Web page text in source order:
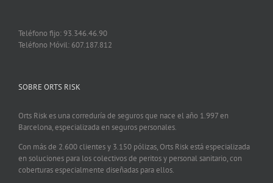
Teléfono fijo: 93.346.46.90
Teléfono Móvil: 607.187.812
SOBRE ORTS RISK
Orts Risk es una correduría de seguros que nace el año 1.997 en
Barcelona, especializada en seguros personales.
Con más de 2.600 clientes y 3.150 pólizas, Orts Risk está especializada
en soluciones para los colectivos de peritos y personal sanitario, con
coberturas especialmente diseñadas para ellos.